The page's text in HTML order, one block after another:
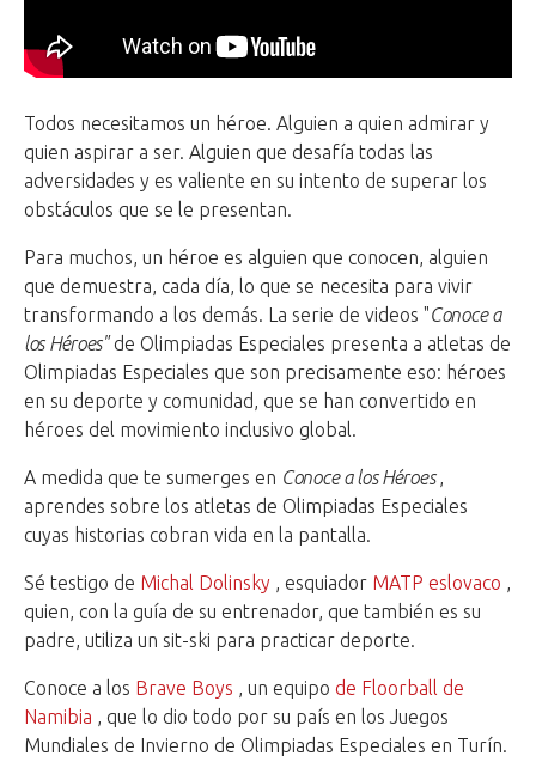
Todos necesitamos un héroe. Alguien a quien admirar y
quien aspirar a ser. Alguien que desafía todas las
adversidades y es valiente en su intento de superar los
obstáculos que se le presentan.
Para muchos, un héroe es alguien que conocen, alguien
que demuestra, cada día, lo que se necesita para vivir
transformando a los demás. La serie de videos "Conoce a
los Héroes"de Olimpiadas Especiales presenta a atletas de
Olimpiadas Especiales que son precisamente eso: héroes
en su deporte y comunidad, que se han convertido en
héroes del movimiento inclusivo global.
A medida que te sumerges en Conoce a los Héroes,
aprendes sobre los atletas de Olimpiadas Especiales
cuyas historias cobran vida en la pantalla.
Sé testigo de Michal Dolinsky , esquiador MATP eslovaco ,
quien, con la guía de su entrenador, que también es su
padre, utiliza un sit-ski para practicar deporte.
Conoce a los Brave Boys , un equipo de Floorball de
Namibia , que lo dio todo por su país en los Juegos
Mundiales de Invierno de Olimpiadas Especiales en Turín.